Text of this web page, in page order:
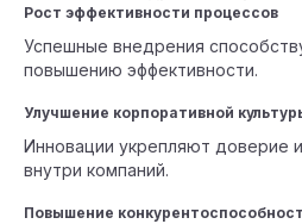
Рост эффективности процессов
Успешные внедрения
повышению эффективности.
Улучшение корпоративной
Инновации укрепляют доверие
внутри компаний.
Повышение